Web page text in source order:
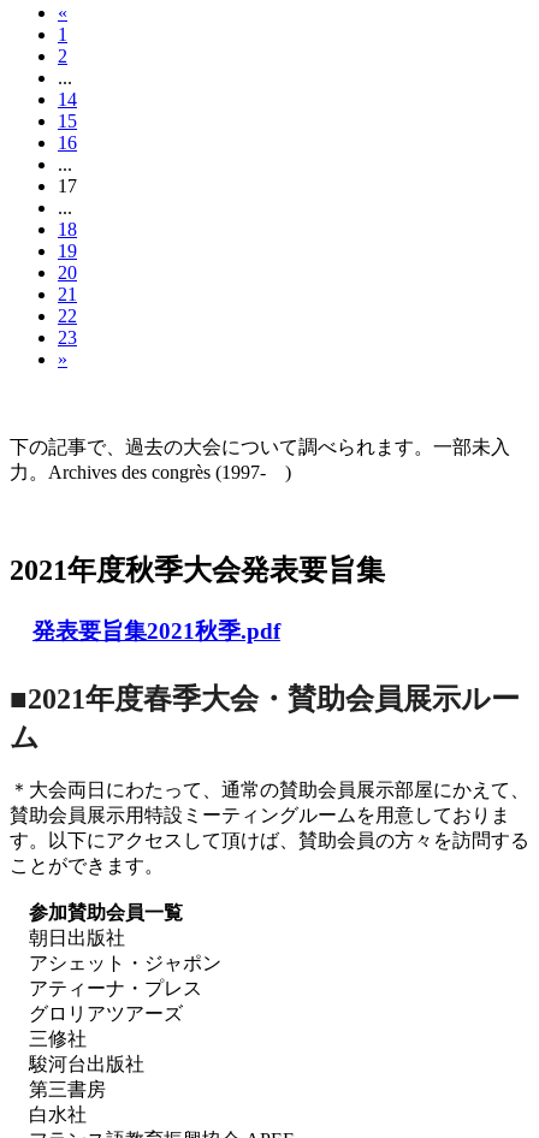
«
1
2
...
14
15
16
...
17
...
18
19
20
21
22
23
»
下の記事で、過去の大会について調べられます。一部未入
力。Archives des congrès (1997- )
2021年度秋季大会発表要旨集
発表要旨集2021秋季.pdf
■2021年度春季大会・賛助会員展示ルー
ム
＊大会両日にわたって、通常の賛助会員展示部屋にかえて、
賛助会員展示用特設ミーティングルームを用意しておりま
す。以下にアクセスして頂けば、賛助会員の方々を訪問する
ことができます。
参加賛助会員一覧
朝日出版社
アシェット・ジャポン
アティーナ・プレス
グロリアツアーズ
三修社
駿河台出版社
第三書房
白水社